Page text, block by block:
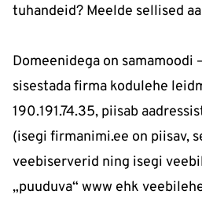
tuhandeid? Meelde sellised
Domeenidega on samamoodi
sisestada firma kodulehe
190.191.74.35, piisab
(isegi firmanimi.ee on piisav,
veebiserverid ning isegi
„puuduva“ www ehk